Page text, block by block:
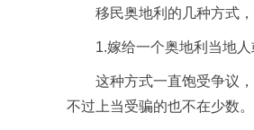
移民奥地利的几种方式，
1.嫁给一个奥地利当地人
这种方式一直饱受争议，
不过上当受骗的也不在少数